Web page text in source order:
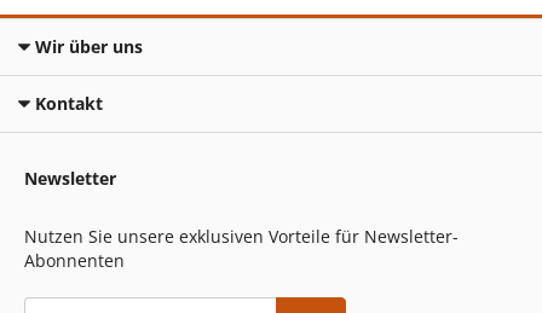
Wir über uns
Kontakt
Newsletter
Nutzen Sie unsere exklusiven Vorteile für Newsletter-
Abonnenten